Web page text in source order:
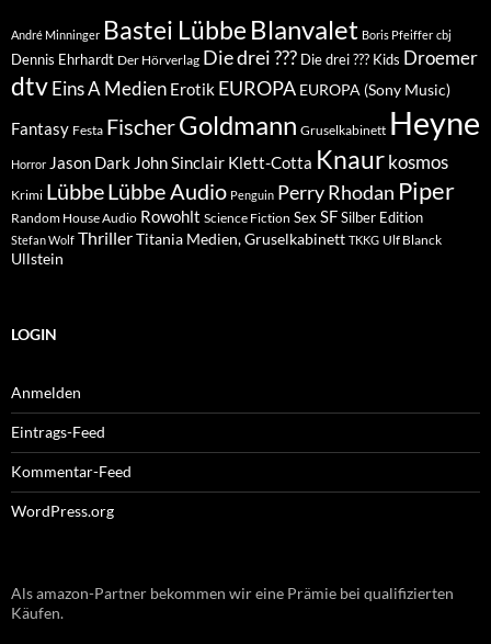
André Minninger Bastei Lübbe Blanvalet Boris Pfeiffer cbj
Dennis Ehrhardt Der Hörverlag Die drei ??? Die drei ??? Kids Droemer
dtvEins A Medien Erotik EUROPA EUROPA (Sony Music)
Fantasy Festa FischerGoldmann Gruselkabinett Heyne
Horror Jason Dark John Sinclair Klett-Cotta Knaur kosmos
Krimi LübbeLübbe Audio Penguin Perry Rhodan Piper
Random House Audio Rowohlt Science Fiction Sex SFSilber Edition
Stefan Wolf ThrillerTitania Medien, Gruselkabinett TKKG Ulf Blanck
Ullstein
LOGIN
Anmelden
Eintrags-Feed
Kommentar-Feed
WordPress.org
Als amazon-Partner bekommen wir eine Prämie bei qualifizierten
Käufen.